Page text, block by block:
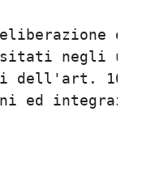
dell'art.